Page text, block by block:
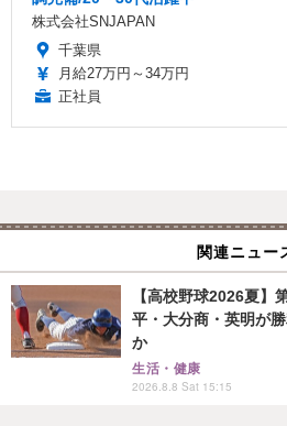
株式会社SNJAPAN
千葉県
月給27万円～34万円
正社員
関連ニュー
【高校野球2026夏】
平・大分商・英明が
か
生活・健康
2026.8.8 Sat 15:15